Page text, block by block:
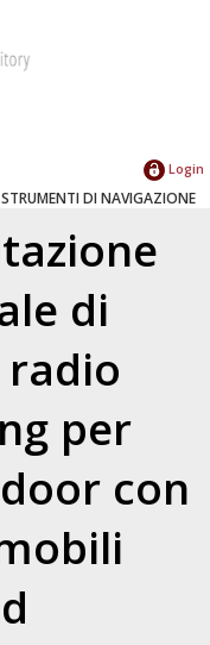
Login
STRUMENTI DI NAVIGAZIONE
di
per
con